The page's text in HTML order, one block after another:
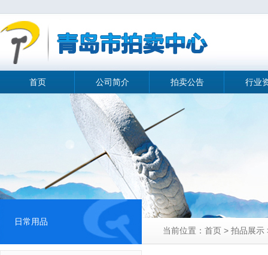
首页 公司简介 拍卖公告 行业
日常用品
当前位置：首页 > 拍品展示